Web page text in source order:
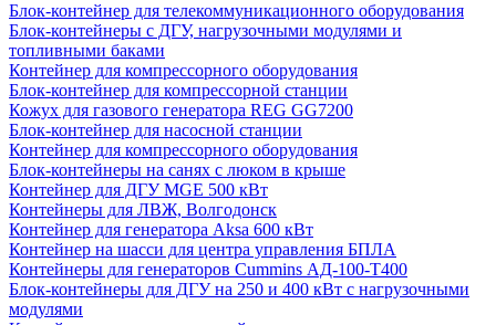
Блок-контейнер для телекоммуникационного оборудования
Блок-контейнеры с ДГУ, нагрузочными модулями и
топливными баками
Контейнер для компрессорного оборудования
Блок-контейнер для компрессорной станции
Кожух для газового генератора REG GG7200
Блок-контейнер для насосной станции
Контейнер для компрессорного оборудования
Блок-контейнеры на санях с люком в крыше
Контейнер для ДГУ MGE 500 кВт
Контейнеры для ЛВЖ, Волгодонск
Контейнер для генератора Aksa 600 кВт
Контейнер на шасси для центра управления БПЛА
Контейнеры для генераторов Cummins АД-100-Т400
Блок-контейнеры для ДГУ на 250 и 400 кВт с нагрузочными
модулями